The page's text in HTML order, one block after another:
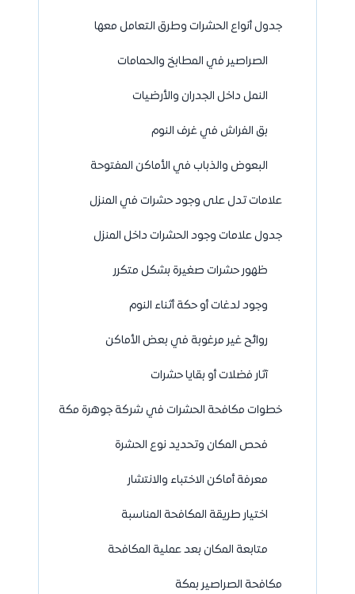
جدول أنواع الحشرات وطرق التعامل معها
الصراصير في المطابخ والحمامات
النمل داخل الجدران والأرضيات
بق الفراش في غرف النوم
البعوض والذباب في الأماكن المفتوحة
علامات تدل على وجود حشرات في المنزل
جدول علامات وجود الحشرات داخل المنزل
ظهور حشرات صغيرة بشكل متكرر
وجود لدغات أو حكة أثناء النوم
روائح غير مرغوبة في بعض الأماكن
آثار فضلات أو بقايا حشرات
خطوات مكافحة الحشرات في شركة جوهرة مكة
فحص المكان وتحديد نوع الحشرة
معرفة أماكن الاختباء والانتشار
اختيار طريقة المكافحة المناسبة
متابعة المكان بعد عملية المكافحة
مكافحة الصراصير بمكة